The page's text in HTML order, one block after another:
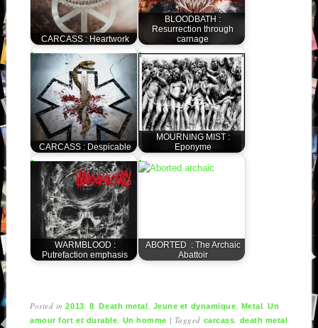
CARCASS : Heartwork
BLOODBATH :
Resurrection through
carnage
CARCASS : Despicable
MOURNING MIST :
Eponyme
WARMBLOOD :
Putrefaction emphasis
ABORTED : The Archaic
Abattoir
Posted in2013 8 ,Death metal Jeune et dynamique Metal ,Un
amour fort et durable
Un homme | Tagged carcass death metal